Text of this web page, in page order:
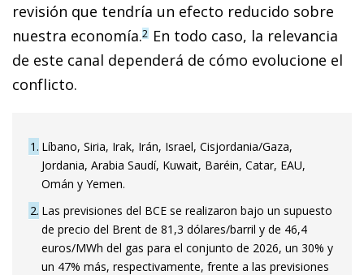
revisión que tendría un efecto reducido sobre
nuestra economía.2 En todo caso, la relevancia
de este canal dependerá de cómo evolucione el
conflicto.
1 Líbano, Siria, Irak, Irán, Israel, Cisjordania/Gaza,
Jordania, Arabia Saudí, Kuwait, Baréin, Catar, EAU,
Omán y Yemen.
2 Las previsiones del BCE se realizaron bajo un supuesto
de precio del Brent de 81,3 dólares/barril y de 46,4
euros/MWh del gas para el conjunto de 2026, un 30% y
un 47% más, respectivamente, frente a las previsiones